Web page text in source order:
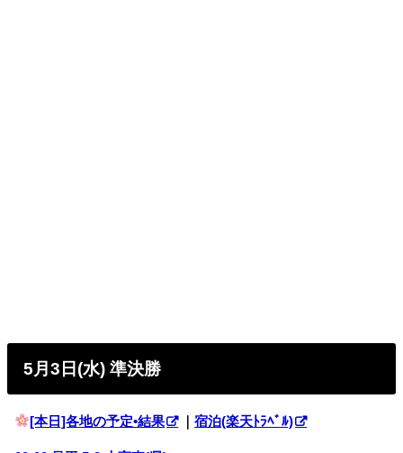
5月3日(水) 準決勝
[本日]各地の予定•結果 ｜宿泊(楽天ﾄﾗﾍﾞﾙ)